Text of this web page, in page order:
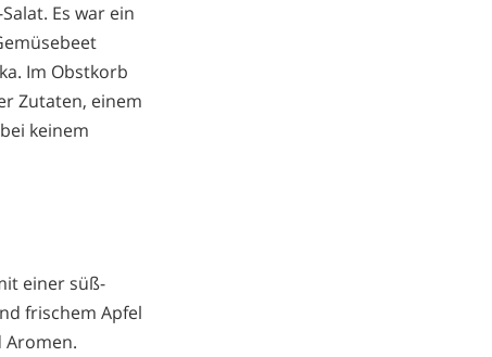
Es war ein
Im Obstkorb
Zutaten, einem
keinem
einer süß-
frischem Apfel
Aromen.